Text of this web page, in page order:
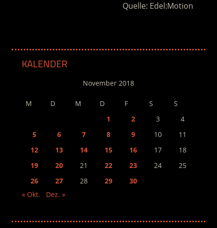
Quelle: Edel:Motion
KALENDER
November 2018
M D M D F S
S
1
2 3
4
5
6 7 8 9 10
11
12
13 14 15 16 17
18
19
20 21 22 23 24
25
26
27 28 29
30
« Okt.
Dez. »